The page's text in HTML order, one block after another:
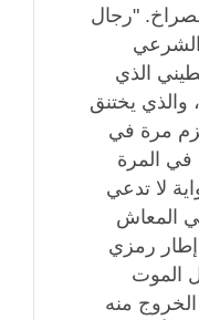
"رجال
الذي
والذي يختنق
مرة في
في المرة
لا تدعي
المعاش
إطار رمزي
الموت
منه